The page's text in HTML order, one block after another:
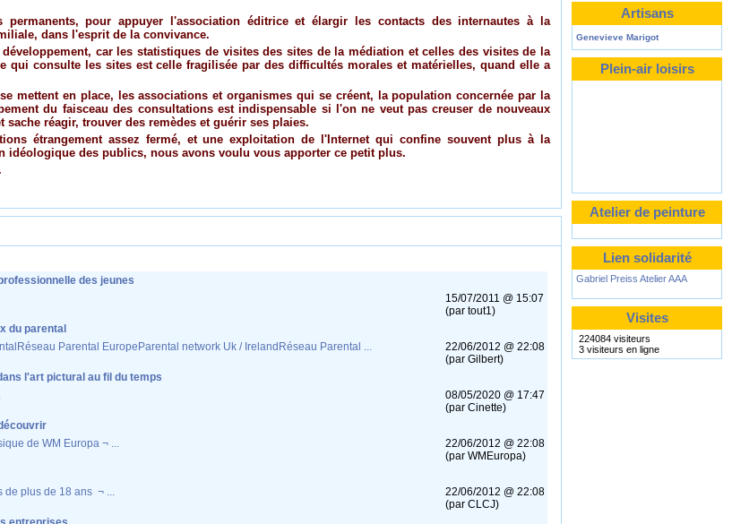
pour appuyer l'association éditrice et élargir les contacts des internautes à la
dans l'esprit de la convivance.
car les statistiques de visites des sites de la médiation et celles des visites de la
qui consulte les sites est celle fragilisée par des difficultés morales et matérielles, quand elle a
mettent en place, les associations et organismes qui se créent, la population concernée par la
du faisceau des consultations est indispensable si l'on ne veut pas creuser de nouveaux
réagir, trouver des remèdes et guérir ses plaies.
étrangement assez fermé, et une exploitation de l'Internet qui confine souvent plus à la
idéologique des publics, nous avons voulu vous apporter ce petit plus.
des jeunes
15/07/2011 @ 15:07
(par tout1)
du parental
Parental EuropeParental network Uk / IrelandRéseau Parental ...
22/06/2012 @ 22:08
(par Gilbert)
l'art pictural au fil du temps
08/05/2020 @ 17:47
(par Cinette)
de WM Europa ¬ ...
22/06/2012 @ 22:08
(par WMEuropa)
de plus de 18 ans ¬ ...
22/06/2012 @ 22:08
(par CLCJ)
Artisans
Genevieve Marigot
Plein-air loisirs
Atelier de peinture
Lien solidarité
Gabriel Preiss Atelier AAA
Visites
224084 visiteurs
3 visiteurs en ligne